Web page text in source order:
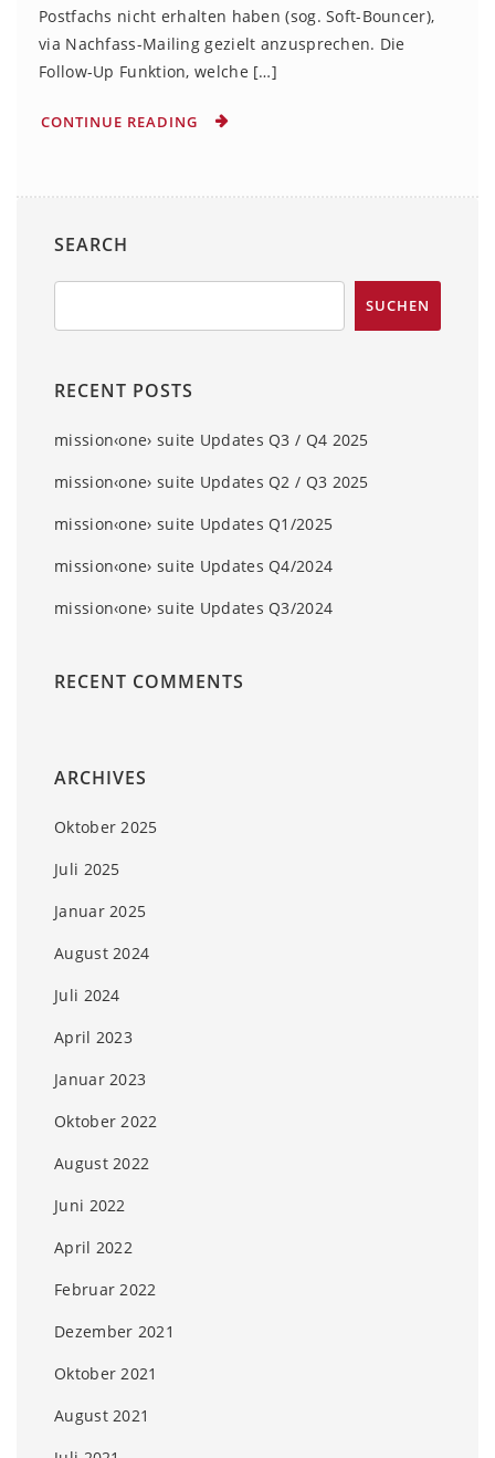
Postfachs nicht erhalten haben (sog. Soft-Bouncer),
via Nachfass-Mailing gezielt anzusprechen. Die
Follow-Up Funktion, welche […]
CONTINUE READING
SEARCH
RECENT POSTS
mission‹one› suite Updates Q3 / Q4 2025
mission‹one› suite Updates Q2 / Q3 2025
mission‹one› suite Updates Q1/2025
mission‹one› suite Updates Q4/2024
mission‹one› suite Updates Q3/2024
RECENT COMMENTS
ARCHIVES
Oktober 2025
Juli 2025
Januar 2025
August 2024
Juli 2024
April 2023
Januar 2023
Oktober 2022
August 2022
Juni 2022
April 2022
Februar 2022
Dezember 2021
Oktober 2021
August 2021